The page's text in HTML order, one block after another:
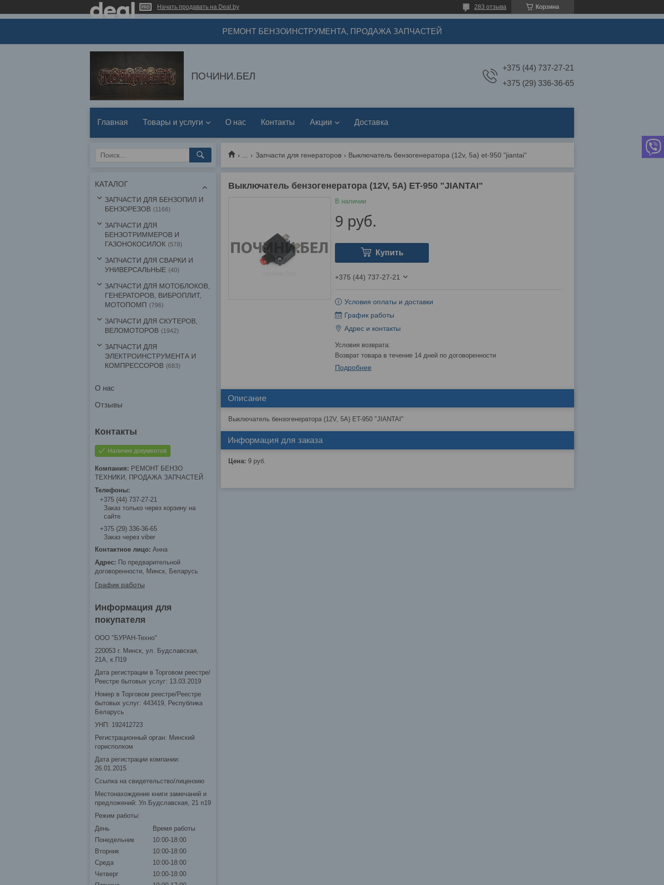
Начать продавать на Deal.by Корзина
283 отзыва
РЕМОНТ БЕНЗОИНСТРУМЕНТА, ПРОДАЖА ЗАПЧАСТЕЙ
ПОЧИНИ.БЕЛ
+375 (44) 737-27-21
+375 (29) 336-36-65
Главная Товары и услуги О нас Контакты Акции Доставка
Запчасти для генераторов Выключатель бензогенератора (12v, 5a) et-950 "jiantai"
Выключатель бензогенератора (12V, 5A) ET-950 "JIANTAI"
В наличии
9 руб.
Купить
+375 (44) 737-27-21
Условия оплаты и доставки
График работы
Адрес и контакты
возврат товара в течение 14 дней по договоренности
Подробнее
Описание
Выключатель бензогенератора (12V, 5A) ET-950 "JIANTAI"
Информация для заказа
Цена: 9 руб.
КАТАЛОГ
ЗАПЧАСТИ ДЛЯ БЕНЗОПИЛ И
БЕНЗОРЕЗОВ
1166
ЗАПЧАСТИ ДЛЯ
БЕНЗОТРИММЕРОВ И
ГАЗОНОКОСИЛОК
578
ЗАПЧАСТИ ДЛЯ СВАРКИ И
УНИВЕРСАЛЬНЫЕ
40
ЗАПЧАСТИ ДЛЯ МОТОБЛОКОВ,
ГЕНЕРАТОРОВ, ВИБРОПЛИТ,
МОТОПОМП
796
ЗАПЧАСТИ ДЛЯ СКУТЕРОВ,
ВЕЛОМОТОРОВ
1942
ЗАПЧАСТИ ДЛЯ
ЭЛЕКТРОИНСТРУМЕНТА И
КОМПРЕССОРОВ
683
О нас
Отзывы
Наличие документов
РЕМОНТ БЕНЗО
ТЕХНИКИ, ПРОДАЖА ЗАПЧАСТЕЙ
+375 (44) 737-27-21
Заказ только через корзину на
сайте
+375 (29) 336-36-65
Заказ через viber
Анна
По предварительной
договоренности, Минск, Беларусь
График работы
Информация для
покупателя
ООО "БУРАН-Техно"
220053 г. Минск, ул. Будславская,
21А, к.П19
Дата регистрации в Торговом реестре/
Реестре бытовых услуг: 13.03.2019
Номер в Торговом реестре/Реестре
бытовых услуг: 443419, Республика
Беларусь
УНП: 192412723
Регистрационный орган: Минский
горисполком
Дата регистрации компании:
26.01.2015
Ссылка на свидетельство/лицензию
Местонахождение книги замечаний и
предложений: Ул.Будславская, 21 п19
Режим работы:
День
Время работы
Понедельник
10:00-18:00
Вторник
10:00-18:00
Среда
10:00-18:00
Четверг
10:00-18:00